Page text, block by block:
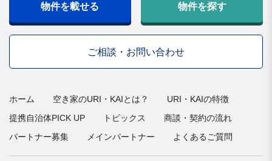
物件を載せる 物件を探す
ご相談・お問い合わせ
ホーム 空き家のURI・KAIとは？
URI・KAIの特徴
提携自治体PICK UP
トピックス
商談・契約の流れ
パートナー募集
メインパートナー よくあるご質問